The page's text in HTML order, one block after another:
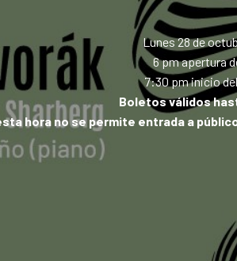
Lunes 28 de
6 pm apertura
7:30 pm inicio
Boletos válidos
hora no se permite entrada a